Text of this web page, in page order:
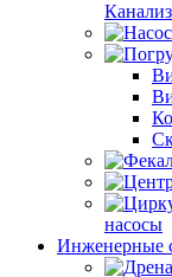
насосы
Инженерные